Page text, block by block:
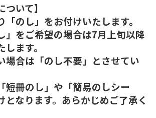
ついて】
のし」をお付けいたします。
をご希望の場合は7月上旬以降
ます。
合は「のし不要」とさせてい
冊のし」や「簡易のしシー
となります。あらかじめご了承く